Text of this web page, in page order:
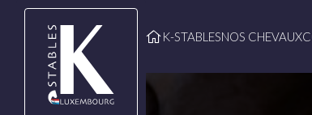
Passer au contenu
K-STABLESNOS CHEVAUX